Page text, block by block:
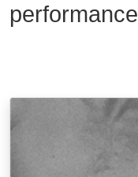
performance